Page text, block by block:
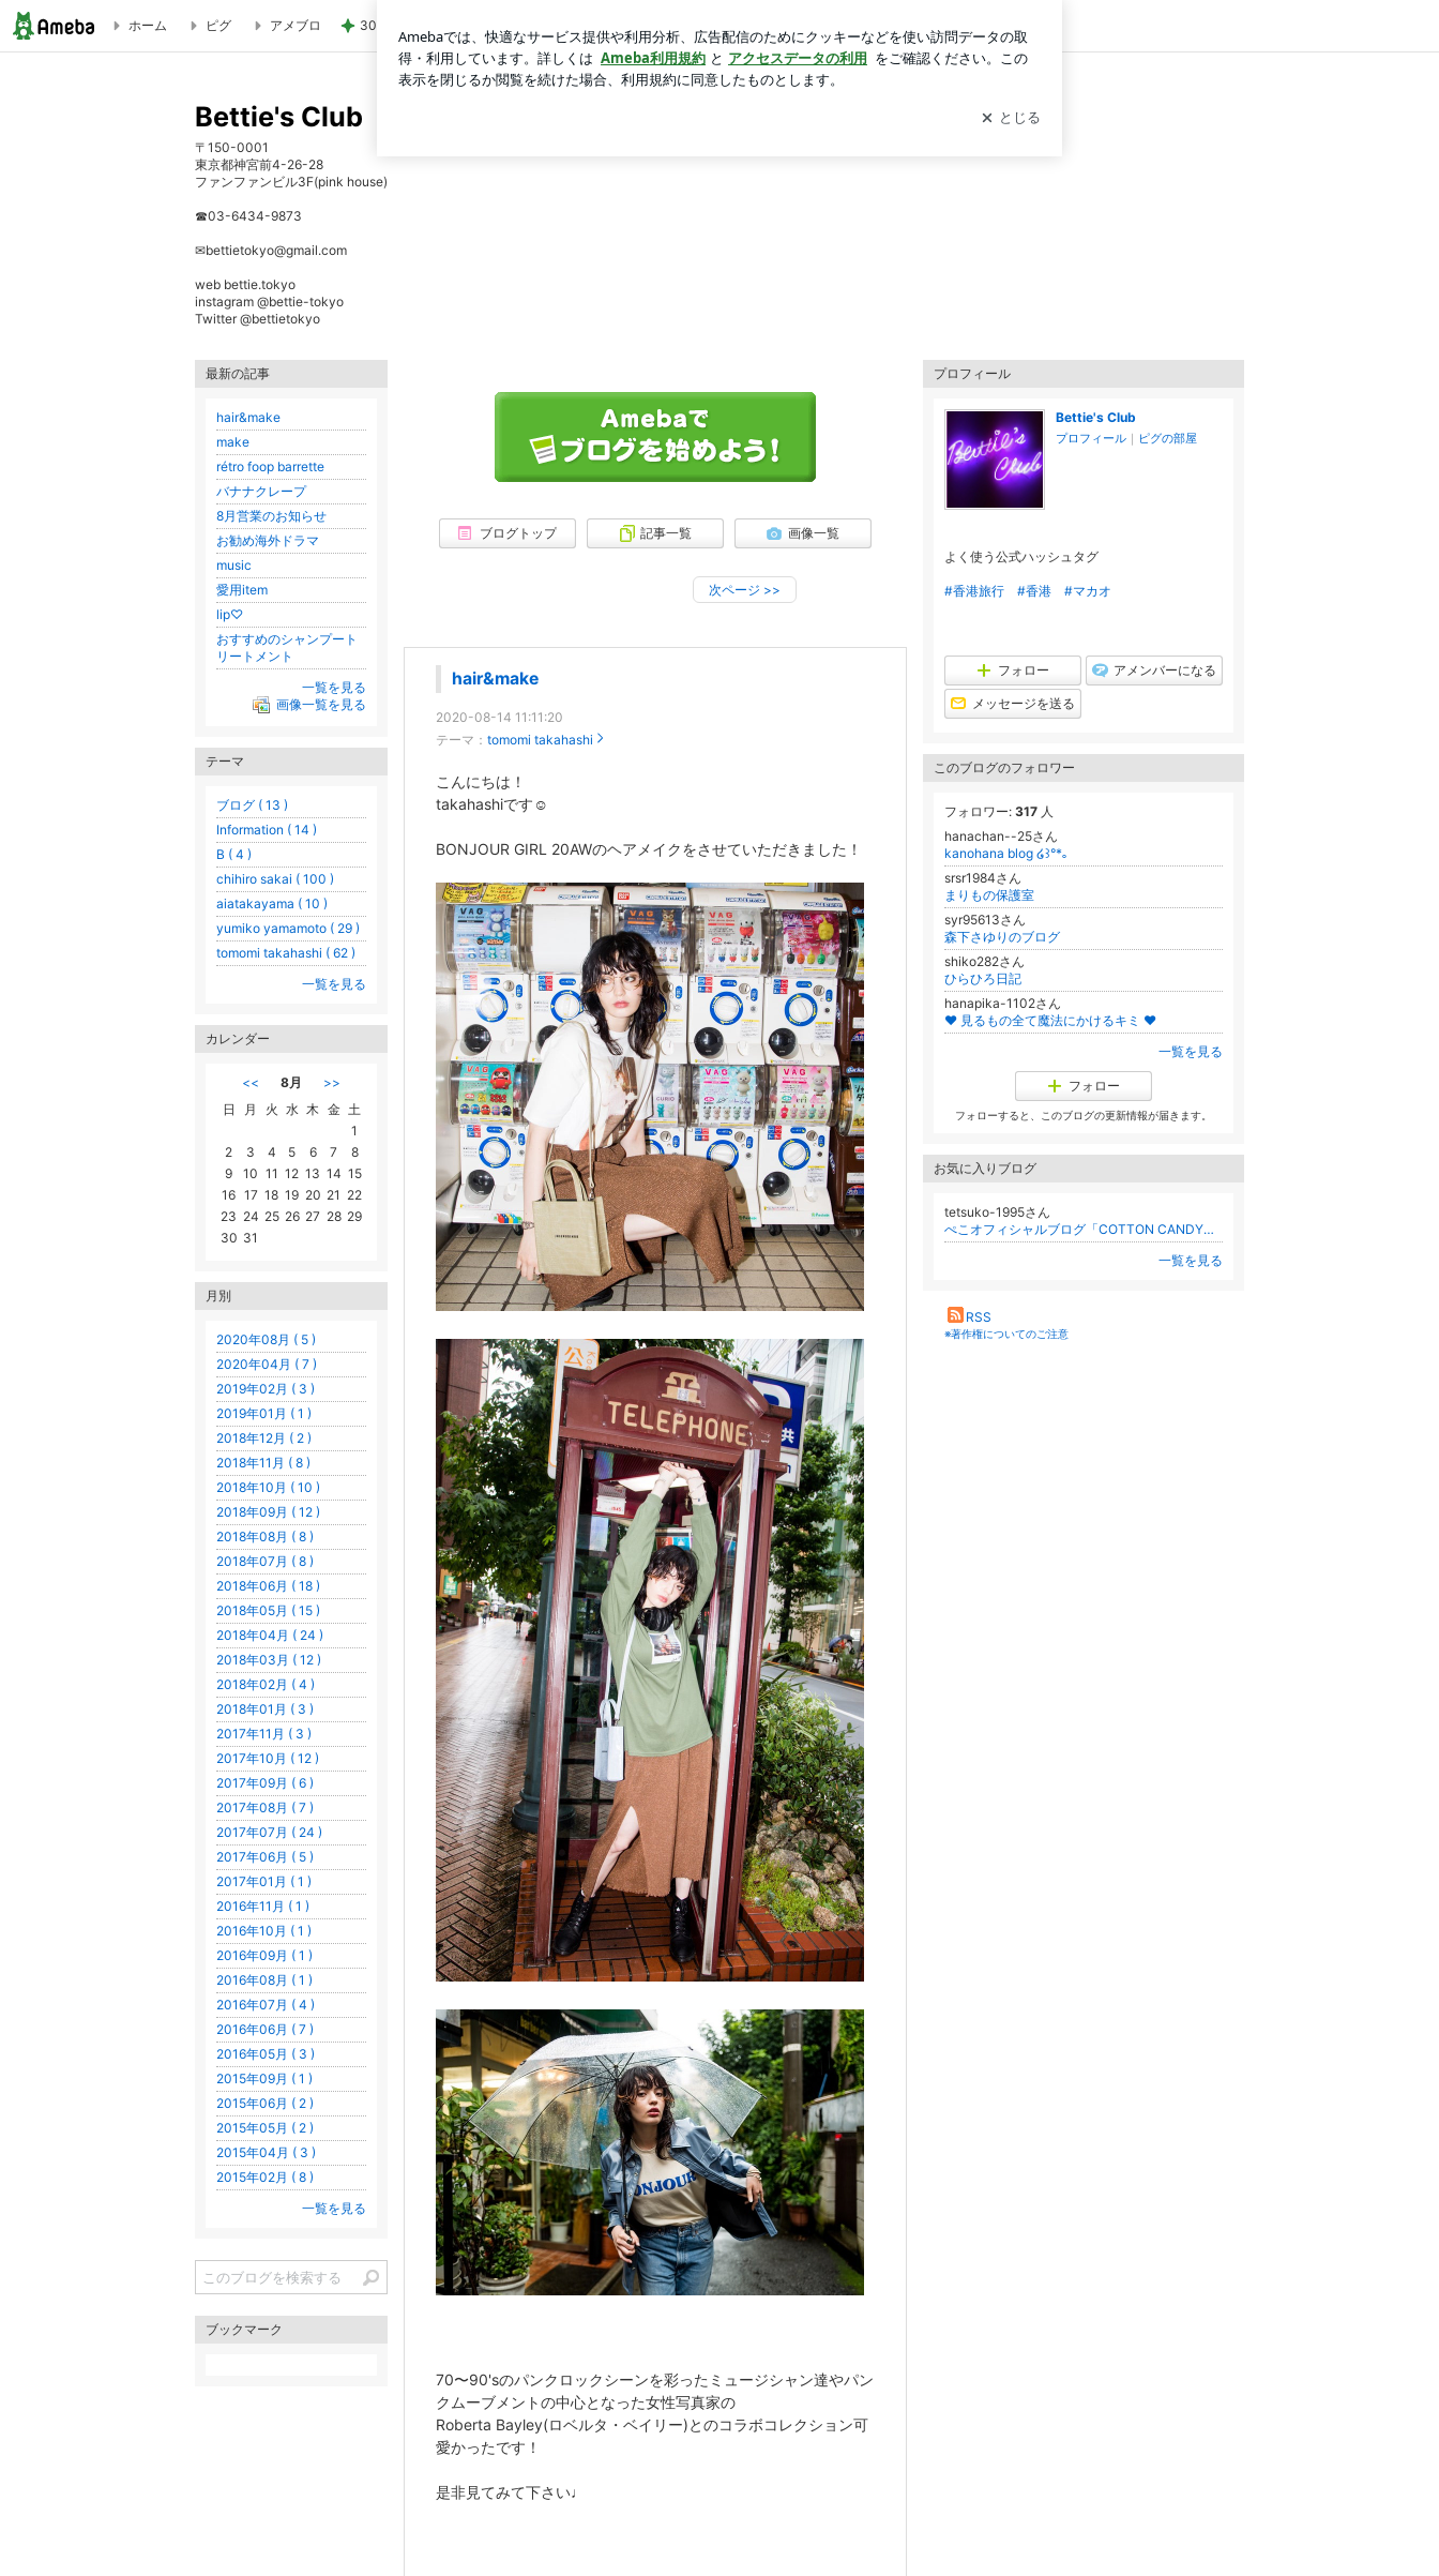
ホーム ピグ アメブロ 30%OFFで見逃せない主役級トップス 新規登録 ログイン
Bettie's Club
〒150-0001
東京都神宮前4-26-28
ファンファンビル3F(pink house)
☎︎03-6434-9873
✉︎bettietokyo@gmail.com
web bettie.tokyo
instagram @bettie-tokyo
Twitter @bettietokyo
ブログトップ 記事一覧 画像一覧
次ページ >>
hair&make
2020-08-14 11:11:20
テーマ： tomomi takahashi
こんにちは！
takahashiです☺︎
BONJOUR GIRL 20AWのヘアメイクをさせていただきました！
70〜90'sのパンクロックシーンを彩ったミュージシャン達やパン
クムーブメントの中心となった女性写真家の
Roberta Bayley(ロベルタ・ベイリー)とのコラボコレクション可
愛かったです！
是非見てみて下さい♩
プロフィール
Bettie's Club
プロフィール ｜ ピグの部屋
よく使う公式ハッシュタグ
#香港旅行 #香港 #マカオ
フォロー アメンバーになる
メッセージを送る
このブログのフォロワー
フォロワー: 317 人
hanachan--25さん
kanohana blog ໒꒱°*。
srsr1984さん
まりもの保護室
syr95613さん
森下さゆりのブログ
shiko282さん
ひらひろ日記
hanapika-1102さん
♥︎ 見るもの全て魔法にかけるキミ ♥︎
一覧を見る
フォロー
フォローすると、このブログの更新情報が届きます。
お気に入りブログ
tetsuko-1995さん
ぺこオフィシャルブログ「COTTON CANDY？」Powered by Ameba/スターレイプロダクション
一覧を見る
RSS
※著作権についてのご注意
最新の記事
hair&make
make
rétro foop barrette
バナナクレープ
8月営業のお知らせ
お勧め海外ドラマ
music
愛用item
lip♡
おすすめのシャンプート
リートメント
一覧を見る
画像一覧を見る
テーマ
ブログ ( 13 )
Information ( 14 )
B ( 4 )
chihiro sakai ( 100 )
aiatakayama ( 10 )
yumiko yamamoto ( 29 )
tomomi takahashi ( 62 )
一覧を見る
カレンダー
<< 8月
>>
日
月 火 水 木 金 土
1
2
3 4 5 6 7
8
9
10 11 12 13 14 15
16 17 18 19 20 21 22
23 24 25 26 27 28 29
30 31
月別
2020年08月 ( 5 )
2020年04月 ( 7 )
2019年02月 ( 3 )
2019年01月 ( 1 )
2018年12月 ( 2 )
2018年11月 ( 8 )
2018年10月 ( 10 )
2018年09月 ( 12 )
2018年08月 ( 8 )
2018年07月 ( 8 )
2018年06月 ( 18 )
2018年05月 ( 15 )
2018年04月 ( 24 )
2018年03月 ( 12 )
2018年02月 ( 4 )
2018年01月 ( 3 )
2017年11月 ( 3 )
2017年10月 ( 12 )
2017年09月 ( 6 )
2017年08月 ( 7 )
2017年07月 ( 24 )
2017年06月 ( 5 )
2017年01月 ( 1 )
2016年11月 ( 1 )
2016年10月 ( 1 )
2016年09月 ( 1 )
2016年08月 ( 1 )
2016年07月 ( 4 )
2016年06月 ( 7 )
2016年05月 ( 3 )
2015年09月 ( 1 )
2015年06月 ( 2 )
2015年05月 ( 2 )
2015年04月 ( 3 )
2015年02月 ( 8 )
一覧を見る
ブックマーク